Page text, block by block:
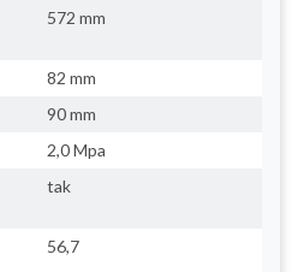
572 mm
82 mm
90 mm
2,0 Mpa
tak
56,7